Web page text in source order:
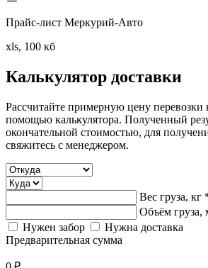
Прайс-лист Меркурий-Авто
xls, 100 кб
Калькулятор доставки
Рассчитайте примерную цену перевозки
помощью калькулятора. Полученный
окончательной стоимостью, для
свяжитесь с менеджером.
Вес груза, кг
Объём груза,
Нужен забор
Нужна доставка
Предварительная сумма